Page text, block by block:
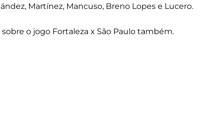
Martínez, Mancuso, Breno Lopes e Lucero.
o jogo Fortaleza x São Paulo também.